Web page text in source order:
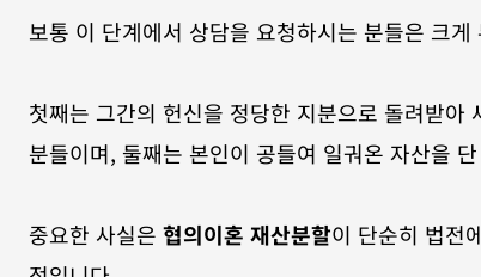
보통 이 단계에서 상담을 요청하시는 분들은 크
첫째는 그간의 헌신을 정당한 지분으로 돌려받
분들이며, 둘째는 본인이 공들여 일궈온 자산을
중요한 사실은 협의이혼 재산분할이 단순히 법전